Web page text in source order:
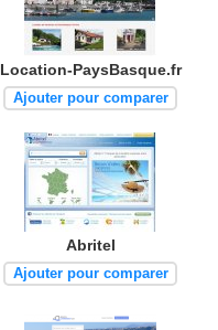
Location-PaysBasque.fr
Ajouter pour comparer
Abritel
Ajouter pour comparer